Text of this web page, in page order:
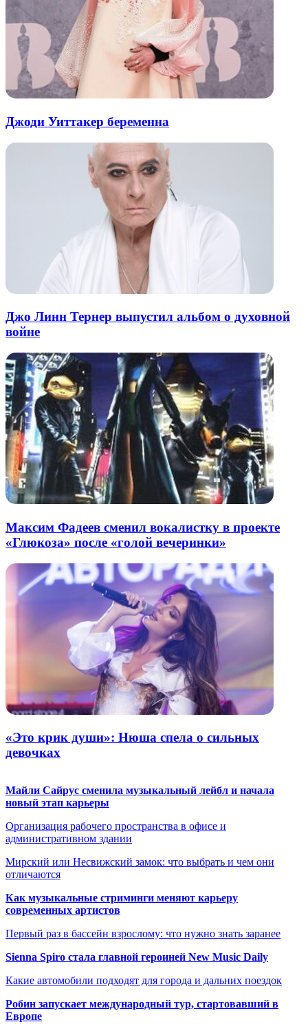
Джоди Уиттакер беременна
Джо Линн Тернер выпустил альбом о духовной
войне
Максим Фадеев сменил вокалистку в проекте
«Глюкоза» после «голой вечеринки»
«Это крик души»: Нюша спела о сильных
девочках
Майли Сайрус сменила музыкальный лейбл и начала
новый этап карьеры
Организация рабочего пространства в офисе и
административном здании
Мирский или Несвижский замок: что выбрать и чем они
отличаются
Как музыкальные стриминги меняют карьеру
современных артистов
Первый раз в бассейн взрослому: что нужно знать заранее
Sienna Spiro стала главной героиней New Music Daily
Какие автомобили подходят для города и дальних поездок
Робин запускает международный тур, стартовавший в
Европе